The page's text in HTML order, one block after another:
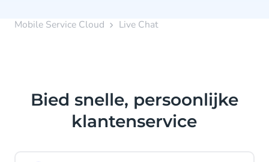
Mobile Service Cloud Live Chat
Bied snelle, persoonlijke
klantenservice